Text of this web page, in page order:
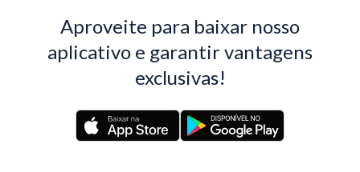
Aproveite para baixar nosso
aplicativo e garantir vantagens
exclusivas!